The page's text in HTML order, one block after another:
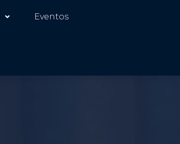
Eventos